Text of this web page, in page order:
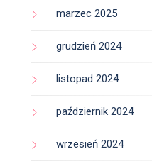
marzec 2025
grudzień 2024
listopad 2024
październik 2024
wrzesień 2024